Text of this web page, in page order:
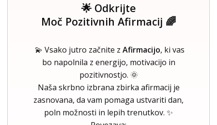
🌟 Odkrijte
Moč Pozitivnih Afirmacij 🌈
💫 Vsako jutro začnite z Afirmacijo, ki vas
bo napolnila z energijo, motivacijo in
pozitivnostjo. 🌞
Naša skrbno izbrana zbirka afirmacij je
zasnovana, da vam pomaga ustvariti dan,
poln možnosti in lepih trenutkov. ✨